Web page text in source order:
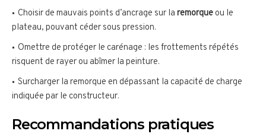
Choisir de mauvais points d’ancrage sur la remorque ou le
plateau, pouvant céder sous pression.
Omettre de protéger le carénage : les frottements répétés
risquent de rayer ou abîmer la peinture.
Surcharger la remorque en dépassant la capacité de charge
indiquée par le constructeur.
Recommandations pratiques